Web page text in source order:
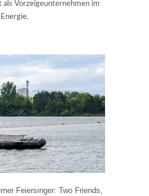
Vorzeigeunternehmen im
Feiersinger: Two Friends,